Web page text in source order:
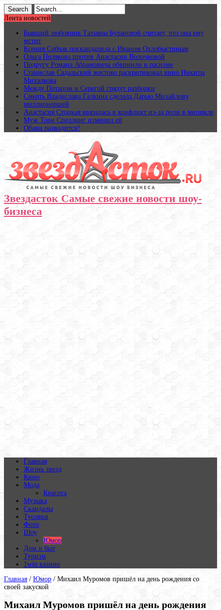
Лента новостей
Бывший любовник Татьяны Булановой считает, что она ему
мстит
Ксения Собчак поскандалила с Иваном Охлобыстиным
Ольга Полякова против Анастасии Волочковой
Подругу Романа Абрамовича обвинили в расизме
Станислав Садальский жестоко раскритиковал вино Никиты
Михалкова
Между Потапом и Серегой грядут разборки
Смерть Владислава Галкина сделала Дарью Михайлову
миллионершей
Анастасия Стоцкая ввязалась в конфликт из-за роли в мюзикле
Муж Тори Спеллинг изменил ей
Обама разводится?
Звездасток Самые свежие новости шоу-
бизнеса
Главная
Жизнь звезд
Кино
Мода
Красота
Музыка
Скандалы
Тусовки
Фото
Шоу
Юмор
Дом и быт
Туризм
1win казино
Главная / Юмор/ Михаил Муромов пришёл на день рождения со
своей закуской
Михаил Муромов пришёл на день рождения